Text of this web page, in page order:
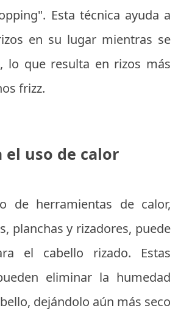
Esta técnica ayuda a
en su lugar mientras se
lo que resulta en rizos más
frizz.
el uso de calor
de herramientas de calor,
planchas y rizadores, puede
el cabello rizado. Estas
eliminar la humedad
dejándolo aún más seco